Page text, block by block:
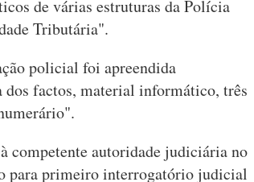
de várias estruturas da Polícia
Tributária".
policial foi apreendida
factos, material informático, três
competente autoridade judiciária no
para primeiro interrogatório judicial